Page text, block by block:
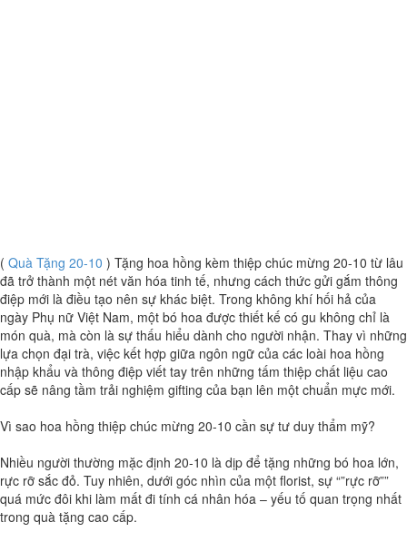
( Quà Tặng 20-10 ) Tặng hoa hồng kèm thiệp chúc mừng 20-10 từ lâu
đã trở thành một nét văn hóa tinh tế, nhưng cách thức gửi gắm thông
điệp mới là điều tạo nên sự khác biệt. Trong không khí hối hả của
ngày Phụ nữ Việt Nam, một bó hoa được thiết kế có gu không chỉ là
món quà, mà còn là sự thấu hiểu dành cho người nhận. Thay vì những
lựa chọn đại trà, việc kết hợp giữa ngôn ngữ của các loài hoa hồng
nhập khẩu và thông điệp viết tay trên những tấm thiệp chất liệu cao
cấp sẽ nâng tầm trải nghiệm gifting của bạn lên một chuẩn mực mới.
Vì sao hoa hồng thiệp chúc mừng 20-10 cần sự tư duy thẩm mỹ?
Nhiều người thường mặc định 20-10 là dịp để tặng những bó hoa lớn,
rực rỡ sắc đỏ. Tuy nhiên, dưới góc nhìn của một florist, sự “”rực rỡ””
quá mức đôi khi làm mất đi tính cá nhân hóa – yếu tố quan trọng nhất
trong quà tặng cao cấp.